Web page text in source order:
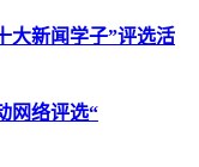
大新闻学子”评选活
网络评选“